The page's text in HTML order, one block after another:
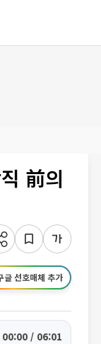
前의
글 선호매체 추가
00:00 / 06:01